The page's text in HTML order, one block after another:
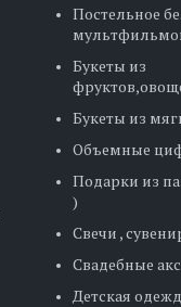
Постельное
Букеты из
Букеты из
Объемные
Подарки из
)
Свечи ,
Свадебные
Детская